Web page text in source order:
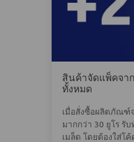
สินค้าจัดแพ็คจา
ทั้งหมด
เมื่อสั่งซื้อผลิตภัณฑ์
มากกว่า 30 ยูโร รั
เมล็ด โดยต้องใส่โค้